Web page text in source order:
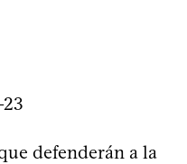
defenderán a la